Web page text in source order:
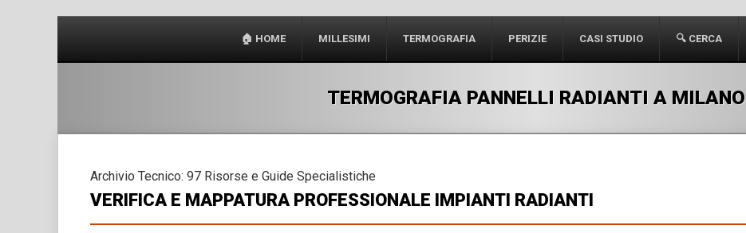
🏠 HOME MILLESIMI TERMOGRAFIA PERIZIE CASI STUDIO 🔍 CERCA
TERMOGRAFIA PANNELLI RADIANTI A MILANO
Archivio Tecnico: 97 Risorse e Guide Specialistiche
VERIFICA E MAPPATURA PROFESSIONALE IMPIANTI RADIANTI